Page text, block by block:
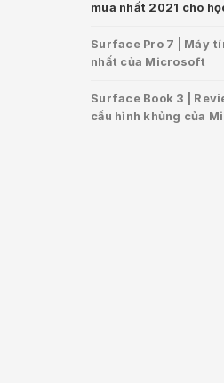
mua nhất 2021 cho
Surface Pro 7 | Máy
nhất của Microsoft
Surface Book 3 |
cấu hình khủng của